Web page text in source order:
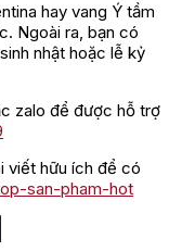
hay vang Ý tầm
Ngoài ra, bạn có
nhật hoặc lễ kỷ
zalo để được hỗ trợ
viết hữu ích để có
san-pham-hot